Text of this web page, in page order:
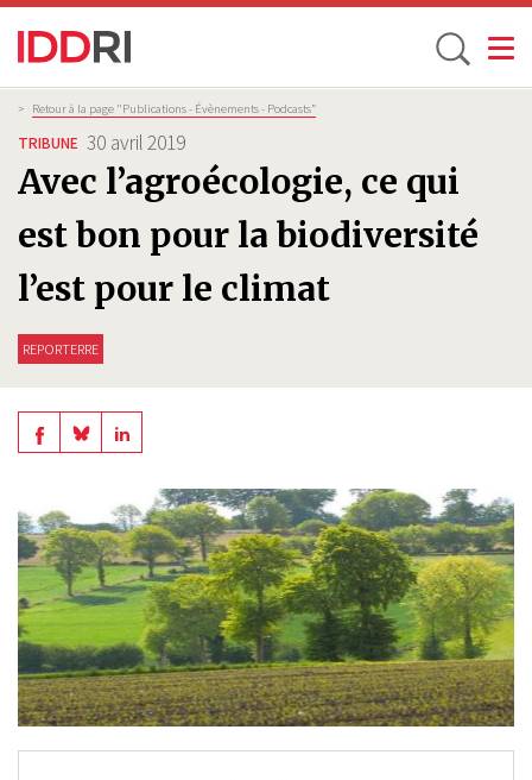
Aller
au
contenu
principal
Toggle
Fil
d'Ariane
> Retour à la page "Publications - Évènements - Podcasts”
TRIBUNE 30 avril 2019
Avec l’agroécologie, ce qui
est bon pour la biodiversité
l’est pour le climat
REPORTERRE
Share
Facebook
Share
BlueSky
Share
Linkedin